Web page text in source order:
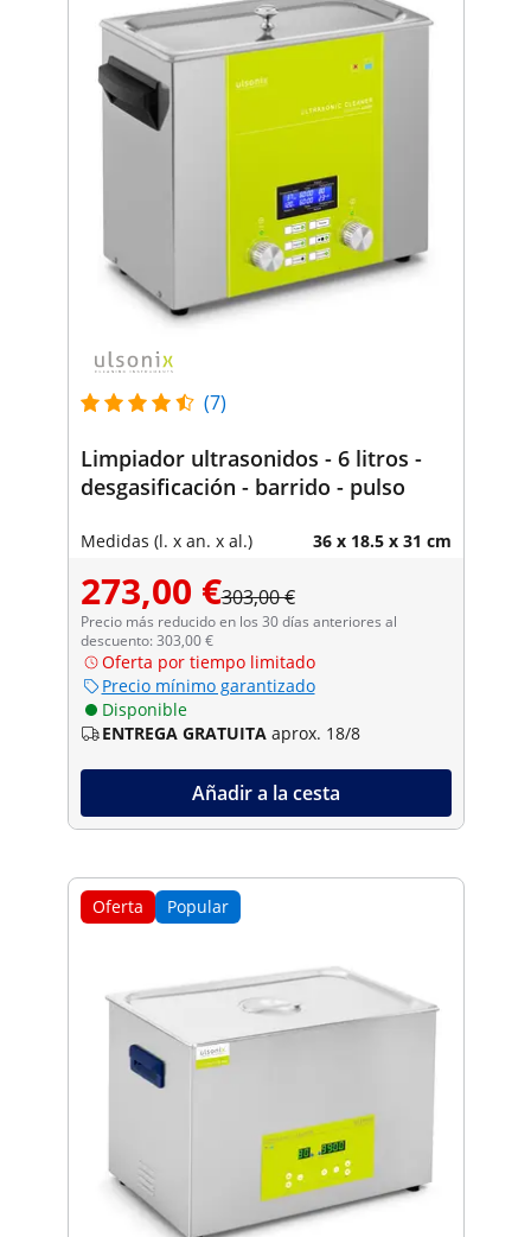
(7)
Limpiador ultrasonidos - 6 litros -
desgasificación - barrido - pulso
Medidas (l. x an. x al.) 36 x 18.5 x 31 cm
273,00 €303,00 €
Precio más reducido en los 30 días anteriores al
descuento: 303,00 €
Oferta por tiempo limitado
Precio mínimo garantizado
Disponible
ENTREGA GRATUITA aprox. 18/8
Añadir a la cesta
Oferta Popular